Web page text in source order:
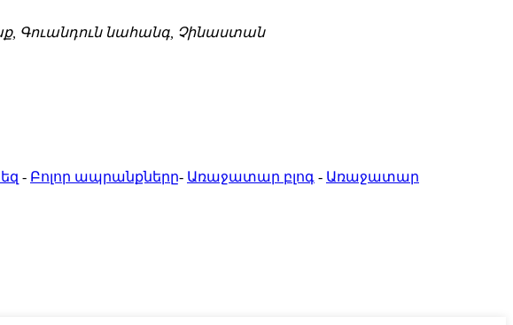
Գուանդուն նահանգ, Չինաստան
- Բոլոր ապրանքները- Առաջատար բլոգ - Առաջատար